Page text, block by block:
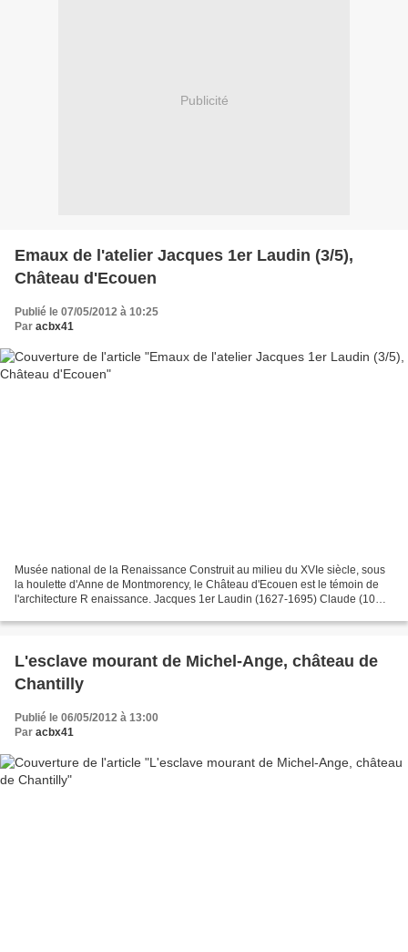
Publicité
Emaux de l'atelier Jacques 1er Laudin (3/5),
Château d'Ecouen
Publié le 07/05/2012 à 10:25
Par acbx41
Musée national de la Renaissance Construit au milieu du XVIe siècle, sous
la houlette d'Anne de Montmorency, le Château d'Ecouen est le témoin de
l'architecture R enaissance. Jacques 1er Laudin (1627-1695) Claude (10
L'esclave mourant de Michel-Ange, château de
Chantilly
Publié le 06/05/2012 à 13:00
Par acbx41